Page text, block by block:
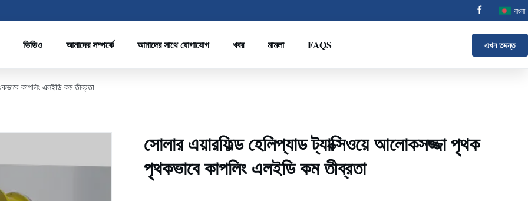
বাংলা
ভিডিও আমাদের সম্পর্কে আমাদের সাথে যোগাযোগ খবর মামলা FAQS এখন তদন্ত
কাপলিং এলইডি কম তীব্রতা
সোলার এয়ারফিল্ড হেলিপ্যাড ট্যাক্সিওয়ে আলোকসজ্জা পৃথক
পৃথকভাবে কাপলিং এলইডি কম তীব্রতা